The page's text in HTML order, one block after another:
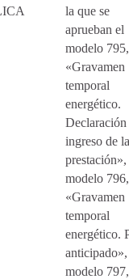
la que se
aprueban el
modelo 795,
«Gravamen
temporal
energético.
Declaración
ingreso de la
prestación»,
modelo 796,
«Gravamen
temporal
energético.
modelo 797,